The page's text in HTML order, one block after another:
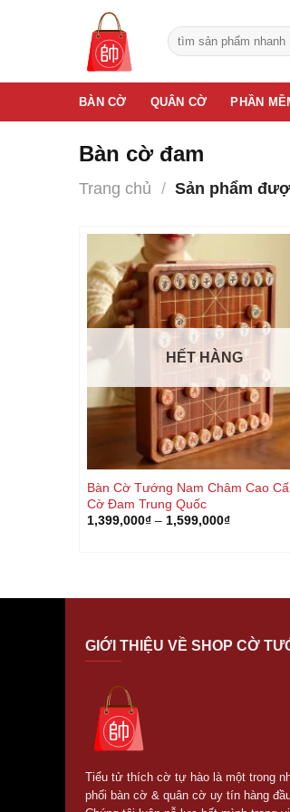
Tìm
kiếm:
BÀN CỜ QUÂN CỜ PHẦN
Bàn cờ đam
Trang chủ / Sản phẩm
HẾT HÀNG
Bàn Cờ Tướng Nam Châm Cao
Cờ Đam Trung Quốc
1,399,000₫– 1,599,000₫
GIỚI THIỆU VỀ SHOP CỜ
Tiểu tử thích cờ tự hào là một trong
phối bàn cờ & quân cờ uy tín hàng